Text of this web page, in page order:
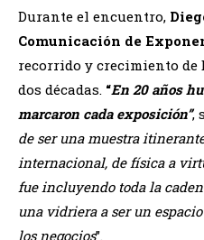
Durante el encuentro,
Comunicación de
recorrido y crecimiento de
dos décadas. “En 20 años
marcaron cada exposición”,
de ser una muestra
internacional, de física a
fue incluyendo toda la
una vidriera a ser un
los negocios”.